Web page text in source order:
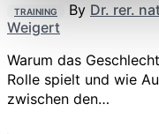
TRAINING By Dr. rer.
Weigert
Warum das
Rolle spielt und wie
zwischen den…